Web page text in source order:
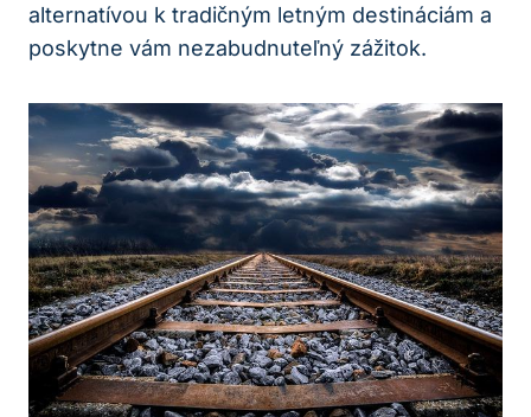
alternatívou k tradičným letným destináciám a
poskytne vám nezabudnuteľný zážitok.